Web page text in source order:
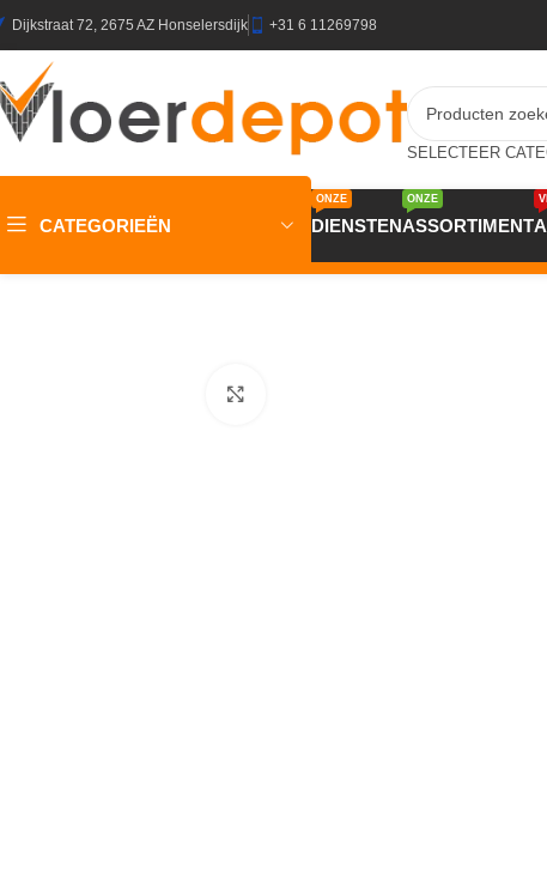
Dijkstraat 72, 2675 AZ Honselersdijk +31 6 11269798
CATEGORIEËN DIENSTEN
ONZE
ASSORTIMENT
ONZE
PVC Vloeren/Elemental DB Chevron